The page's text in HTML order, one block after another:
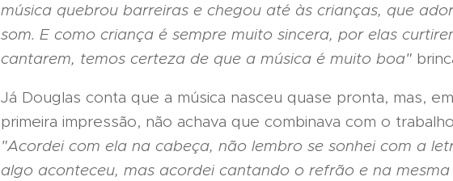
música quebrou barreiras e chegou até às crianças, que
som. E como criança é sempre muito sincera, por elas
cantarem, temos certeza de que a música é muito boa"
Já Douglas conta que a música nasceu quase pronta, mas,
primeira impressão, não achava que combinava com o
"Acordei com ela na cabeça, não lembro se sonhei com a
algo aconteceu, mas acordei cantando o refrão e na